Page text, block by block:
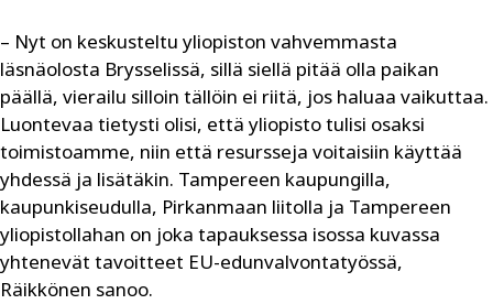
– Nyt on keskusteltu yliopiston vahvemmasta
läsnäolosta Brysselissä, sillä siellä pitää olla paikan
päällä, vierailu silloin tällöin ei riitä, jos haluaa vaikuttaa.
Luontevaa tietysti olisi, että yliopisto tulisi osaksi
toimistoamme, niin että resursseja voitaisiin käyttää
yhdessä ja lisätäkin. Tampereen kaupungilla,
kaupunkiseudulla, Pirkanmaan liitolla ja Tampereen
yliopistollahan on joka tapauksessa isossa kuvassa
yhtenevät tavoitteet EU-edunvalvontatyössä,
Räikkönen sanoo.